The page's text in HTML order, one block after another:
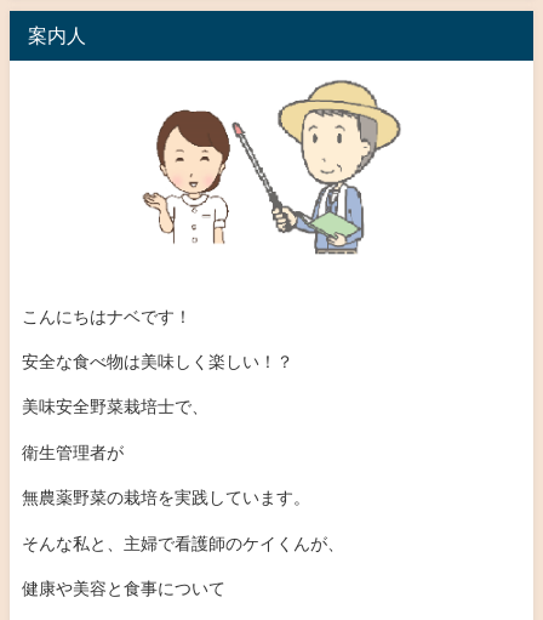
案内人
こんにちはナベです！
安全な食べ物は美味しく楽しい！？
美味安全野菜栽培士で、
衛生管理者が
無農薬野菜の栽培を実践しています。
そんな私と、主婦で看護師のケイくんが、
健康や美容と食事について